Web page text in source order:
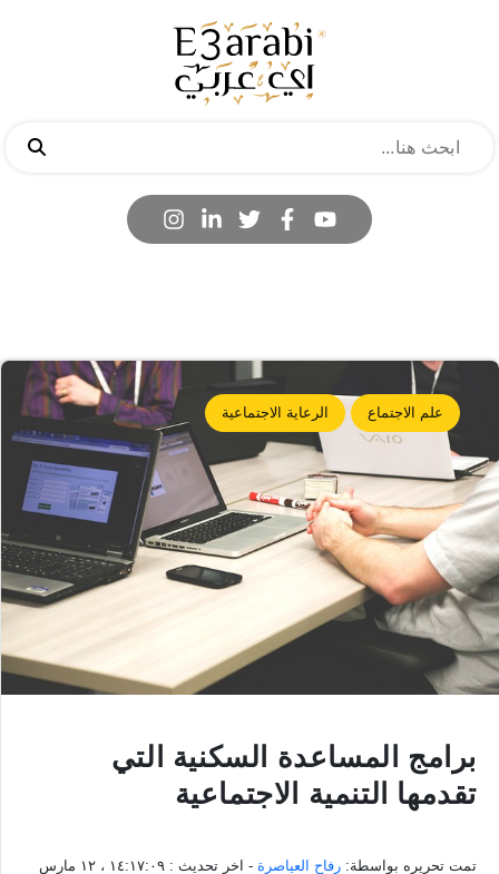
علم الاجتماع الرعاية الاجتماعية
برامج المساعدة السكنية التي
تقدمها التنمية الاجتماعية
تمت تحريره بواسطة: رفاح العياصرة - اخر تحديث :
١٤:١٧:٠٩ ، ١٢ مارس